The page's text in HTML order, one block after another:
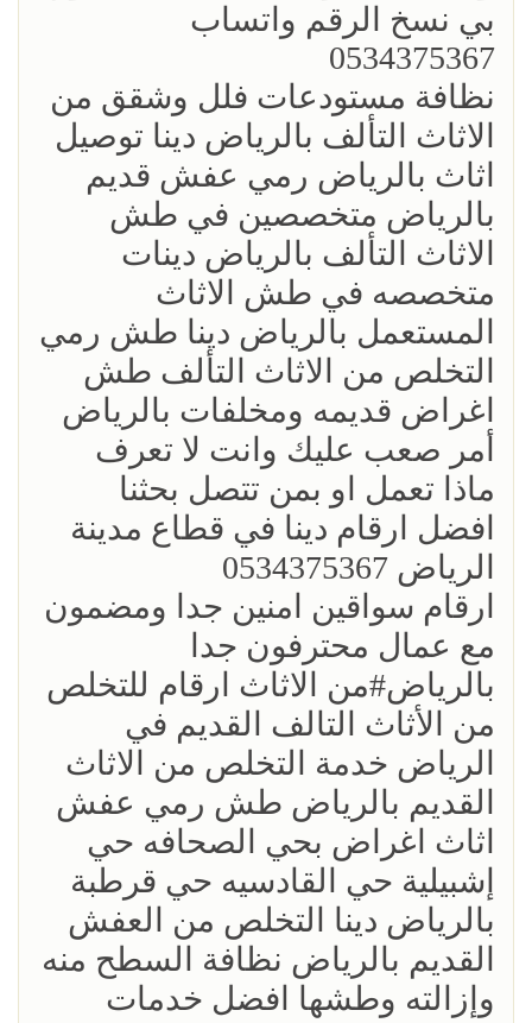
بي نسخ الرقم واتساب
0534375367
نظافة مستودعات فلل وشقق من
الاثاث التألف بالرياض دينا توصيل
اثاث بالرياض رمي عفش قديم
بالرياض متخصصين في طش
الاثاث التألف بالرياض دينات
متخصصه في طش الاثاث
المستعمل بالرياض دينا طش رمي
التخلص من الاثاث التألف طش
اغراض قديمه ومخلفات بالرياض
أمر صعب عليك وانت لا تعرف
ماذا تعمل او بمن تتصل بحثنا
افضل ارقام دينا في قطاع مدينة
الرياض 0534375367
ارقام سواقين امنين جدا ومضمون
مع عمال محترفون جدا
بالرياض#من الاثاث ارقام للتخلص
من الأثاث التالف القديم في
الرياض خدمة التخلص من الاثاث
القديم بالرياض طش رمي عفش
اثاث اغراض بحي الصحافه حي
إشبيلية حي القادسيه حي قرطبة
بالرياض دينا التخلص من العفش
القديم بالرياض نظافة السطح منه
وإزالته وطشها افضل خدمات